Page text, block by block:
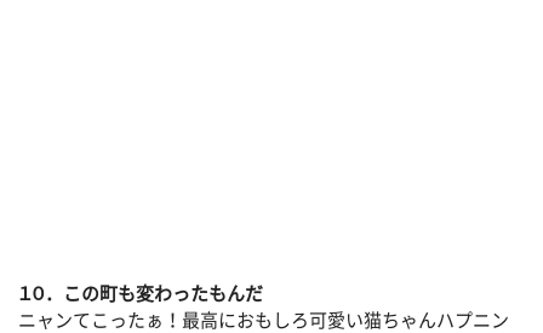
１０．この町も変わったもんだ
ニャンてこったぁ！最高におもしろ可愛い猫ちゃんハプニン